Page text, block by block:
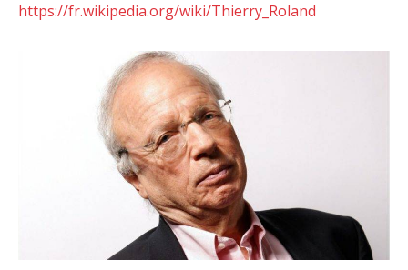
https://fr.wikipedia.org/wiki/Thierry_Roland